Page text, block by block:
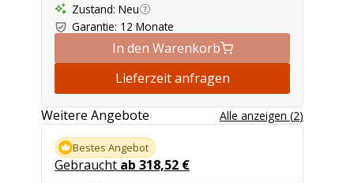
Zustand:Neu
Garantie: 12 Monate
In den Warenkorb
Lieferzeit anfragen
Weitere Angebote Alle anzeigen (2)
Bestes Angebot
Gebraucht ab 318,52 €